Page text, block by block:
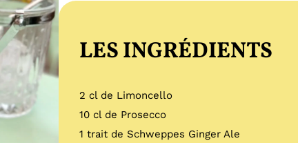
LES INGRÉDIENTS
2 cl de Limoncello
10 cl de Prosecco
1 trait de Schweppes Ginger Ale